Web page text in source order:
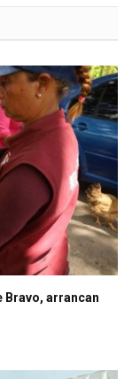
Bravo, arrancan